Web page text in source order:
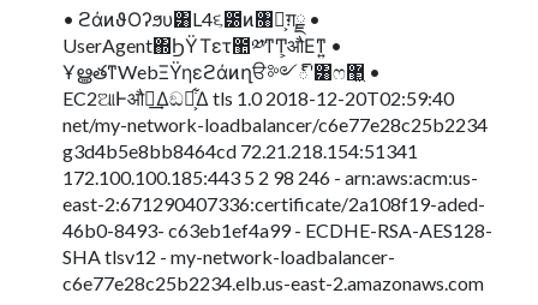
• ϩάͷϑΟʔϧυ͸L4૬౰ͷ৘ใ͕ग़ྗ •
UserAgent΍ϦΫΤετ಺༰ͳͲ͕औΕͳ͍ •
ҰൠతͳWebΞΫηεϩάͷղੳ༻్ʹ͸ෆ޲͖ •
EC2ଆͰऔಘ͢Δඞཁ͕͋Δ tls 1.0 2018-12-20T02:59:40
net/my-network-loadbalancer/c6e77e28c25b2234
g3d4b5e8bb8464cd 72.21.218.154:51341
172.100.100.185:443 5 2 98 246 - arn:aws:acm:us-
east-2:671290407336:certificate/2a108f19-aded-
46b0-8493- c63eb1ef4a99 - ECDHE-RSA-AES128-
SHA tlsv12 - my-network-loadbalancer-
c6e77e28c25b2234.elb.us-east-2.amazonaws.com